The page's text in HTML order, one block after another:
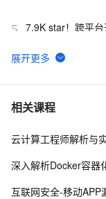
5 7.9K star！跨平
6 积分商城App积分
7 《101 Windows
8 基于java考研线上
相关课程
云计算工程师解析与
深入解析Docker容器
互联网安全-移动APP